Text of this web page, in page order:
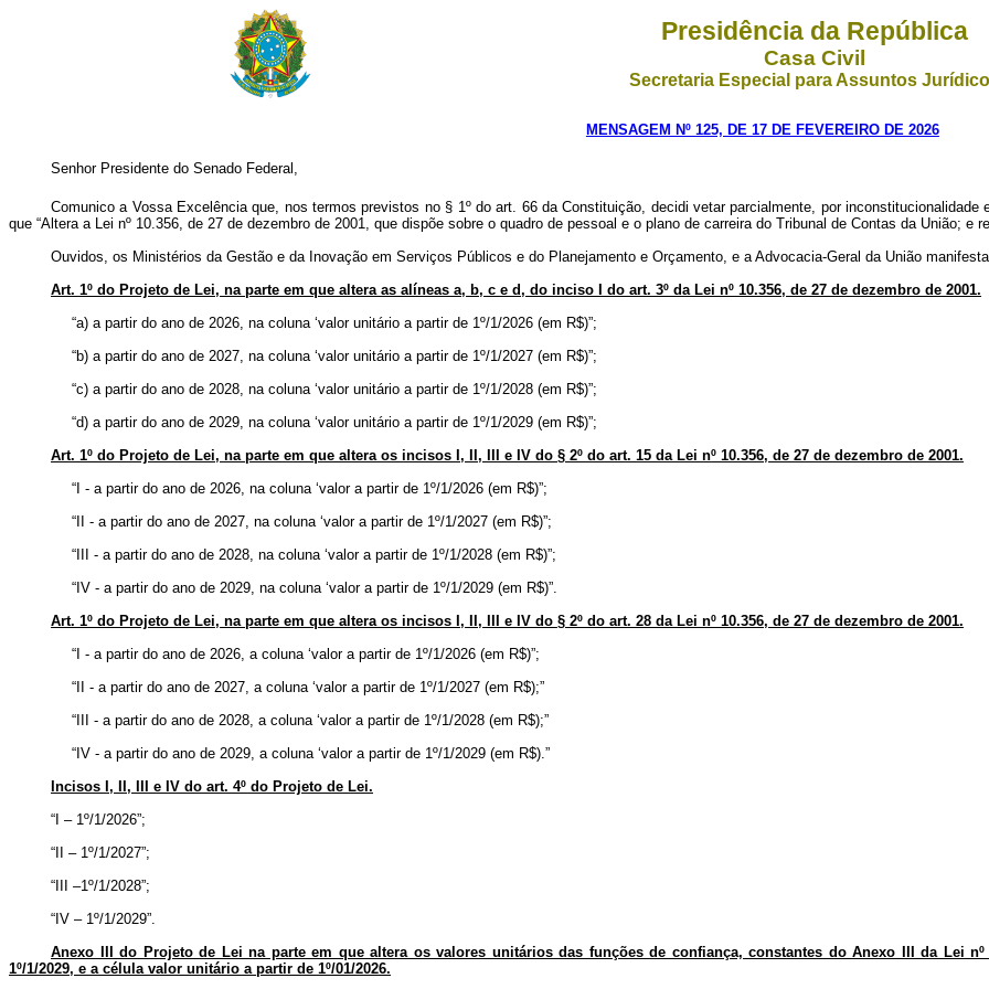
Presidência da República
Casa Civil
Secretaria Especial para Assuntos
MENSAGEM Nº 125, DE 17 DE FEVEREIRO DE 2026
Senhor Presidente do Senado Federal,
Comunico a Vossa Excelência que, nos termos previstos no § 1º do art. 66 da Constituição, decidi vetar parcialmente, por
que “Altera a Lei nº 10.356, de 27 de dezembro de 2001, que dispõe sobre o quadro de pessoal e o plano de carreira do Tribunal de Contas da União; e
Ouvidos, os Ministérios da Gestão e da Inovação em Serviços Públicos e do Planejamento e Orçamento, e a Advocacia-Geral da União
Art. 1º do Projeto de Lei, na parte em que altera as alíneas a, b, c e d, do inciso I do art. 3º da Lei nº 10.356, de 27 de dezembro de 2001.
“a) a partir do ano de 2026, na coluna ‘valor unitário a partir de 1º/1/2026 (em R$)”;
“b) a partir do ano de 2027, na coluna ‘valor unitário a partir de 1º/1/2027 (em R$)”;
“c) a partir do ano de 2028, na coluna ‘valor unitário a partir de 1º/1/2028 (em R$)”;
“d) a partir do ano de 2029, na coluna ‘valor unitário a partir de 1º/1/2029 (em R$)”;
Art. 1º do Projeto de Lei, na parte em que altera os incisos I, II, III e IV do § 2º do art. 15 da Lei nº 10.356, de 27 de dezembro de 2001.
“I - a partir do ano de 2026, na coluna ‘valor a partir de 1º/1/2026 (em R$)”;
“II - a partir do ano de 2027, na coluna ‘valor a partir de 1º/1/2027 (em R$)”;
“III - a partir do ano de 2028, na coluna ‘valor a partir de 1º/1/2028 (em R$)”;
“IV - a partir do ano de 2029, na coluna ‘valor a partir de 1º/1/2029 (em R$)”.
Art. 1º do Projeto de Lei, na parte em que altera os incisos I, II, III e IV do § 2º do art. 28 da Lei nº 10.356, de 27 de dezembro de 2001.
“I - a partir do ano de 2026, a coluna ‘valor a partir de 1º/1/2026 (em R$)”;
“II - a partir do ano de 2027, a coluna ‘valor a partir de 1º/1/2027 (em R$);”
“III - a partir do ano de 2028, a coluna ‘valor a partir de 1º/1/2028 (em R$);”
“IV - a partir do ano de 2029, a coluna ‘valor a partir de 1º/1/2029 (em R$).”
Incisos I, II, III e IV do art. 4º do Projeto de Lei.
“I – 1º/1/2026”;
“II – 1º/1/2027”;
“III –1º/1/2028”;
“IV – 1º/1/2029”.
Anexo III do Projeto de Lei na parte em que altera os valores unitários das funções de confiança, constantes do Anexo III da Lei nº
1º/1/2029, e a célula valor unitário a partir de 1º/01/2026.